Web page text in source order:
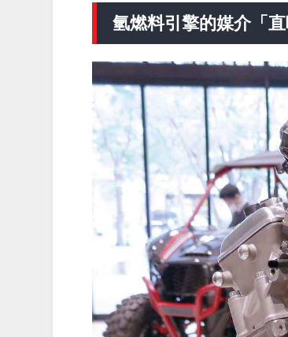
氫燃料引擎的媒介「